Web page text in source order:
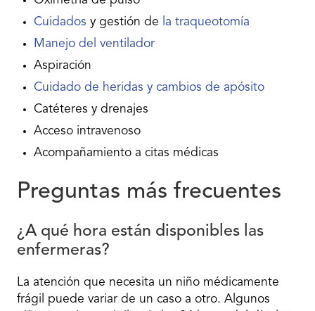
Cuidados y gestión de
la traqueotomía
Manejo del ventilador
Aspiración
Cuidado de heridas y cambios de apósito
Catéteres y drenajes
Acceso intravenoso
Acompañamiento a citas médicas
Preguntas más frecuentes
¿A qué hora están disponibles las
enfermeras?
La atención que necesita un niño médicamente
frágil puede variar de un caso a otro. Algunos